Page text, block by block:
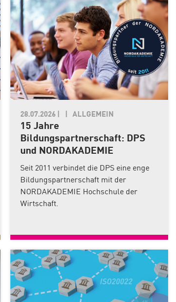
28.07.2026| ALLGEMEIN
15 Jahre
Bildungspartnerschaft: DPS
und NORDAKADEMIE
Seit 2011 verbindet die DPS eine enge
Bildungspartnerschaft mit der
NORDAKADEMIE Hochschule der
Wirtschaft.